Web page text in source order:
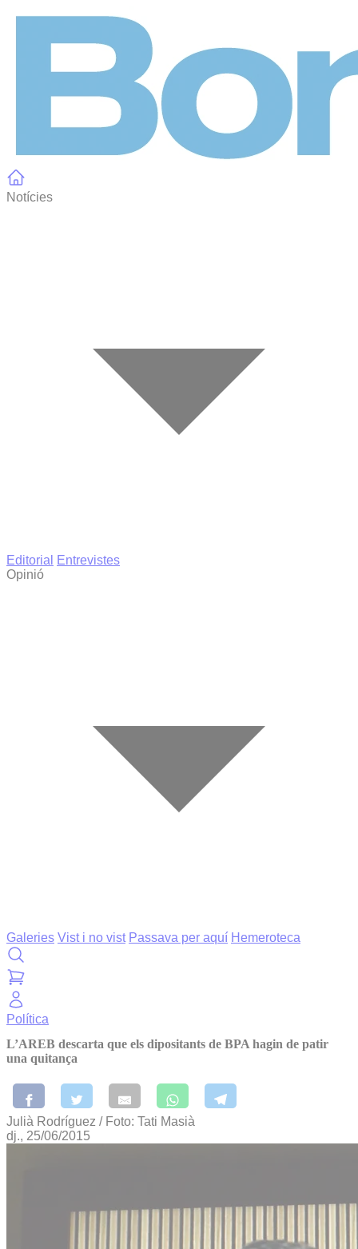
Notícies
Editorial
Entrevistes
Opinió
Galeries Vist i no vist Passava per aquí Hemeroteca
Política
L’AREB descarta que els dipositants de BPA hagin de patir
una quitança
Julià Rodríguez / Foto: Tati Masià
dj., 25/06/2015